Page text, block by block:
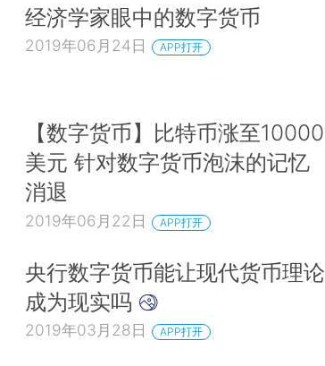
经济学家眼中的数字货币
2019年06月24日 APP打开
【数字货币】比特币涨至10000
美元 针对数字货币泡沫的记忆
消退
2019年06月22日 APP打开
央行数字货币能让现代货币理论
成为现实吗
2019年03月28日 APP打开